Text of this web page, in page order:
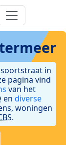
in
pagina vind
van het
en diverse
woningen
.